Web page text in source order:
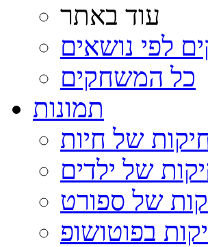
עוד באתר
לפי נושאים
כל המשחקים
תמונות
של חיות
של ילדים
של ספורט
בפוטושופ